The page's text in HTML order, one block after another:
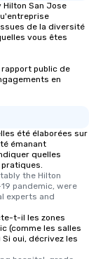
Hilton San Jose
de la diversité
vous êtes
public de
en
été élaborées sur
émanant
quelles
the Hilton
pandemic, were
experts and
t-il les zones
(comme les salles
oui, décrivez les